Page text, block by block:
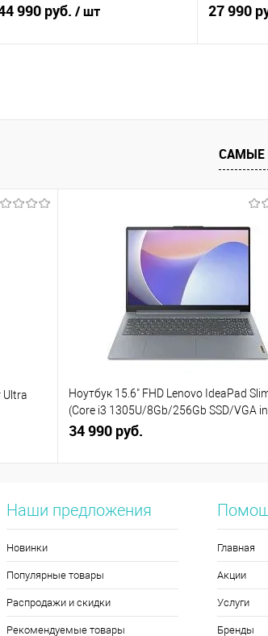
990 руб. / шт 27 990
САМЫЕ
Ultra
Ноутбук 15.6" FHD Lenovo IdeaPad
(Core i3 1305U/8Gb/256Gb SSD/VGA
(82X7004BPS)
34 990 руб.
Наши предложения
Новинки
Популярные товары
Распродажи и скидки
Рекомендуемые товары
Главная
Акции
Услуги
Бренды